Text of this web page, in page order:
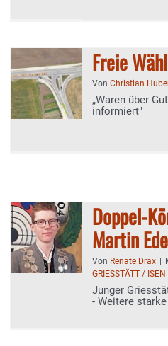
Freie
Von Christian
„Waren über
informiert"
Doppel-
Martin
Von Renate Drax
GRIESSTÄTT / ISEN
Junger
- Weitere